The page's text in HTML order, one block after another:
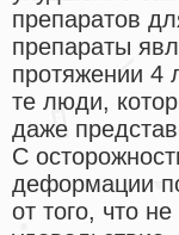
препаратов
препараты
протяжении 4
те люди,
даже
С
деформации
от того, что